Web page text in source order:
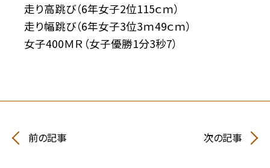
走り高跳び（6年女子2位115ｃｍ）
走り幅跳び（6年女子3位3ｍ49ｃｍ）
女子400ＭＲ（女子優勝1分3秒7）
前の記事 次の記事